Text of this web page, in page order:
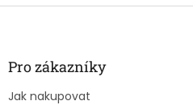
Z
Pro zákazníky
Jak nakupovat